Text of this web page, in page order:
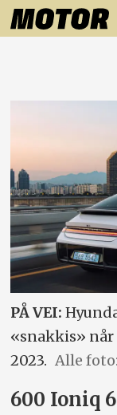
PÅ VEI:
«snakkis» når
2023. Alle
600 Ioniq